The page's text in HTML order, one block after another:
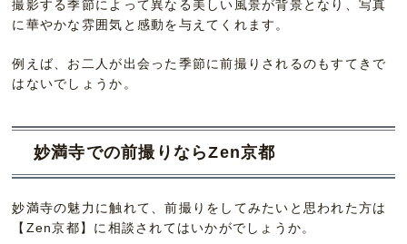
撮影する季節によって異なる美しい風景が背景となり、写真
に華やかな雰囲気と感動を与えてくれます。
例えば、お二人が出会った季節に前撮りされるのもすてきで
はないでしょうか。
妙満寺での前撮りならZen京都
妙満寺の魅力に触れて、前撮りをしてみたいと思われた方は
【Zen京都】に相談されてはいかがでしょうか。